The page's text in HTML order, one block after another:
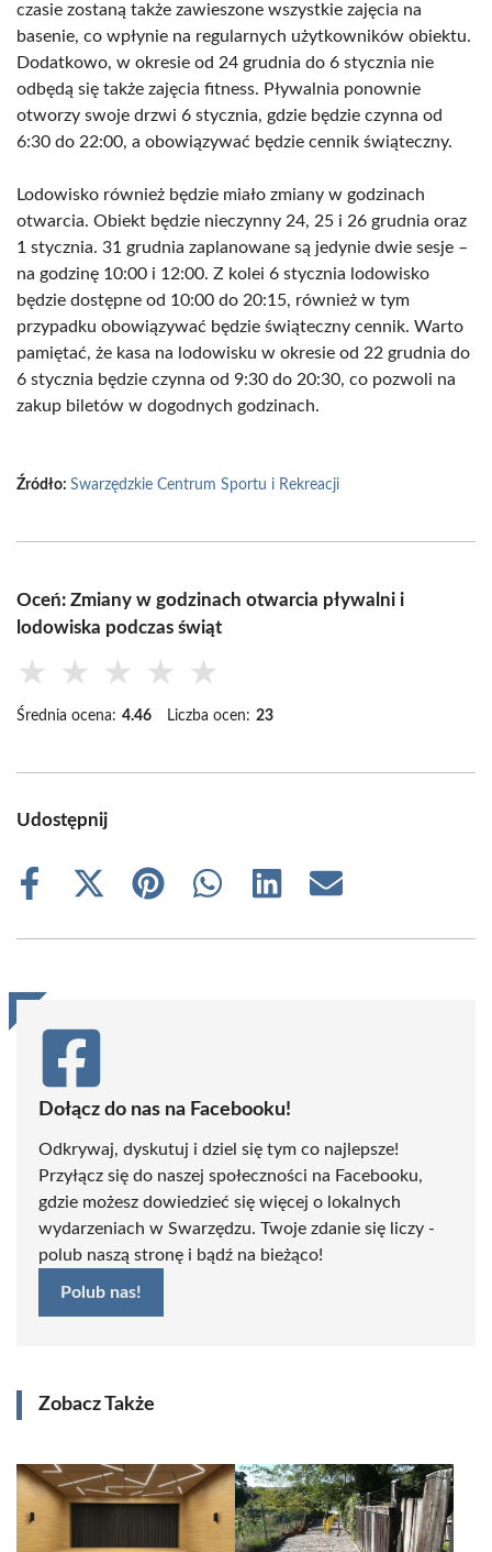
czasie zostaną także zawieszone wszystkie zajęcia na
basenie, co wpłynie na regularnych użytkowników obiektu.
Dodatkowo, w okresie od 24 grudnia do 6 stycznia nie
odbędą się także zajęcia fitness. Pływalnia ponownie
otworzy swoje drzwi 6 stycznia, gdzie będzie czynna od
6:30 do 22:00, a obowiązywać będzie cennik świąteczny.
Lodowisko również będzie miało zmiany w godzinach
otwarcia. Obiekt będzie nieczynny 24, 25 i 26 grudnia oraz
1 stycznia. 31 grudnia zaplanowane są jedynie dwie sesje –
na godzinę 10:00 i 12:00. Z kolei 6 stycznia lodowisko
będzie dostępne od 10:00 do 20:15, również w tym
przypadku obowiązywać będzie świąteczny cennik. Warto
pamiętać, że kasa na lodowisku w okresie od 22 grudnia do
6 stycznia będzie czynna od 9:30 do 20:30, co pozwoli na
zakup biletów w dogodnych godzinach.
Źródło: Swarzędzkie Centrum Sportu i Rekreacji
Oceń: Zmiany w godzinach otwarcia pływalni i
lodowiska podczas świąt
★ ★ ★ ★ ★
Średnia ocena: 4.46 Liczba ocen: 23
Udostępnij
Share
Share
(Twitter)
Share
Share
Share
Share
Dołącz do nas na Facebooku!
Odkrywaj, dyskutuj i dziel się tym co najlepsze!
Przyłącz się do naszej społeczności na Facebooku,
gdzie możesz dowiedzieć się więcej o lokalnych
wydarzeniach w Swarzędzu. Twoje zdanie się liczy -
polub naszą stronę i bądź na bieżąco!
Polub nas!
Zobacz Także